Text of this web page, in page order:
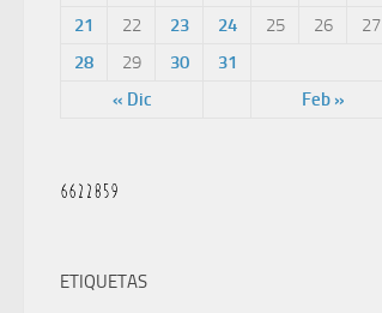
« Dic Feb »
21
22 23 24 25 26
27
28
29 30 31
ETIQUETAS